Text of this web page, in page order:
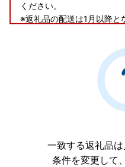
ください。
※返礼品の配送は1月以降と
「自治体マイページ」で検
申請書類をダウンロード・
【郵便振替でのお支払いに
（配送指定日を入力いただ
短での発送となる場合がご
一致する返礼品
条件を変更して